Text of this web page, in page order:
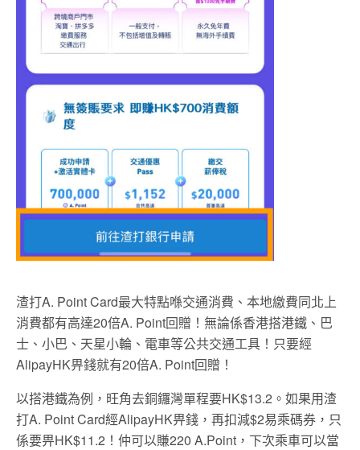
渣打A. Point Card最大特點喺交通消費、本地繳費同北上
消費都有高達20倍A. Point回贈！無論係香港搭港鐵、巴
士、小巴、天星小輪、電車等公共交通工具！只要經
AlipayHK畀錢就有20倍A. Point回贈！
以搭港鐵為例，旺角去銅鑼灣單程要HK$13.2。如果用渣
打A. Point Card經AlipayHK畀錢，再扣減$2易乘碼券，只
係要畀HK$11.2！仲可以賺220 A.Point，下次乘車可以當